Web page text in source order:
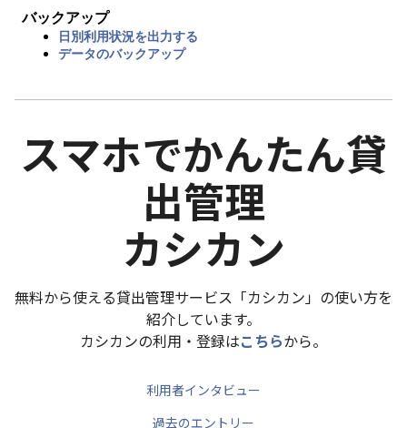
バックアップ
日別利用状況を出力する
データのバックアップ
スマホでかんたん貸
出管理
カシカン
無料から使える貸出管理サービス「カシカン」の使い方を
紹介しています。
カシカンの利用・登録はこちらから。
利用者インタビュー
過去のエントリー